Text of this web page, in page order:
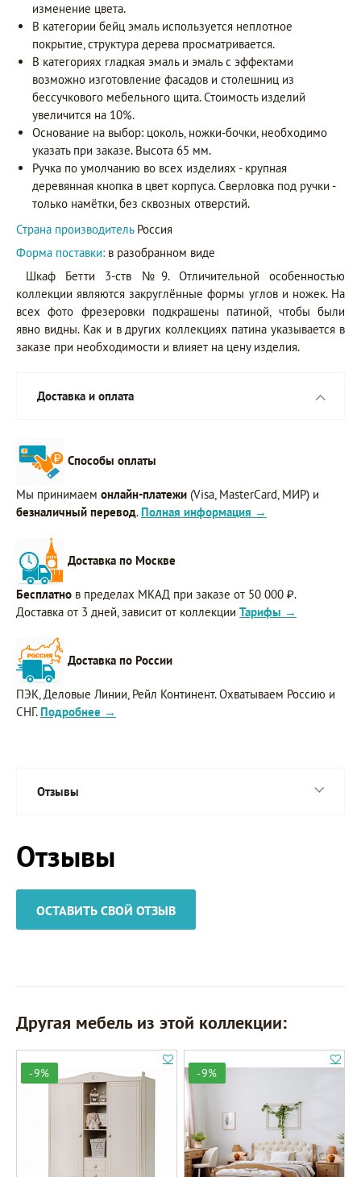
изменение цвета.
В категории бейц эмаль используется неплотное
покрытие, структура дерева просматривается.
В категориях гладкая эмаль и эмаль с эффектами
возможно изготовление фасадов и столешниц из
бессучкового мебельного щита. Стоимость изделий
увеличится на 10%.
Основание на выбор: цоколь, ножки-бочки, необходимо
указать при заказе. Высота 65 мм.
Ручка по умолчанию во всех изделиях - крупная
деревянная кнопка в цвет корпуса. Сверловка под ручки -
только намётки, без сквозных отверстий.
Страна производитель Россия
Форма поставки: в разобранном виде
Шкаф Бетти 3-ств №9. Отличительной особенностью
коллекции являются закруглённые формы углов и ножек. На
всех фото фрезеровки подкрашены патиной, чтобы были
явно видны. Как и в других коллекциях патина указывается в
заказе при необходимости и влияет на цену изделия.
Доставка и оплата
Способы оплаты
Мы принимаем онлайн-платежи (Visa, MasterCard, МИР) и
безналичный перевод. Полная информация →
Доставка по Москве
Бесплатно в пределах МКАД при заказе от 50 000 ₽.
Доставка от 3 дней, зависит от коллекции Тарифы →
Доставка по России
ПЭК, Деловые Линии, Рейл Континент. Охватываем Россию и
СНГ. Подробнее →
Отзывы
Отзывы
ОСТАВИТЬ СВОЙ ОТЗЫВ
Другая мебель из этой коллекции:
-9% -9%